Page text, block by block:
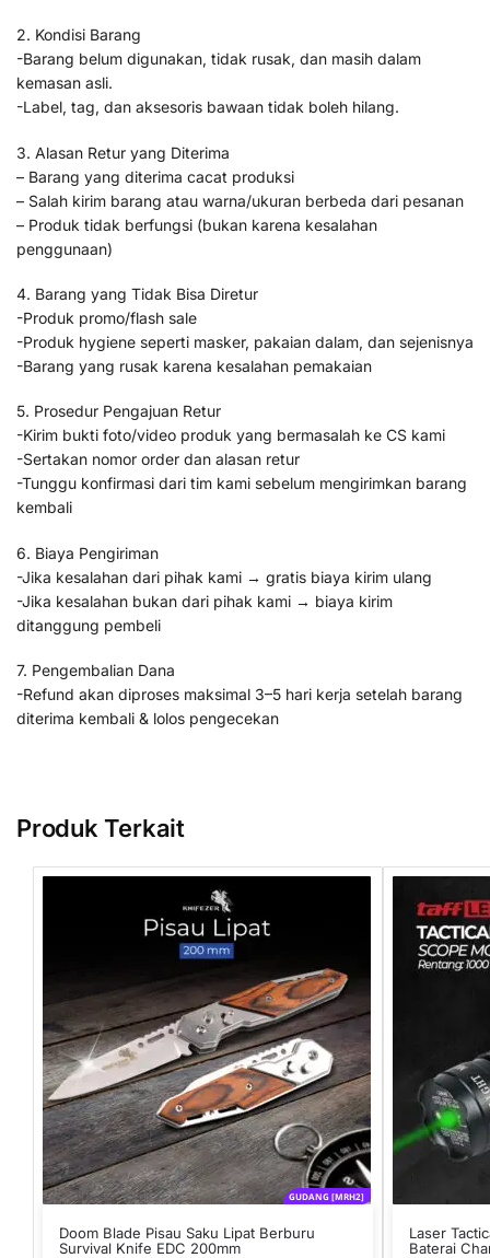
2. Kondisi Barang
-Barang belum digunakan, tidak rusak, dan masih dalam
kemasan asli.
-Label, tag, dan aksesoris bawaan tidak boleh hilang.
3. Alasan Retur yang Diterima
– Barang yang diterima cacat produksi
– Salah kirim barang atau warna/ukuran berbeda dari pesanan
– Produk tidak berfungsi (bukan karena kesalahan
penggunaan)
4. Barang yang Tidak Bisa Diretur
-Produk promo/flash sale
-Produk hygiene seperti masker, pakaian dalam, dan sejenisnya
-Barang yang rusak karena kesalahan pemakaian
5. Prosedur Pengajuan Retur
-Kirim bukti foto/video produk yang bermasalah ke CS kami
-Sertakan nomor order dan alasan retur
-Tunggu konfirmasi dari tim kami sebelum mengirimkan barang
kembali
6. Biaya Pengiriman
-Jika kesalahan dari pihak kami → gratis biaya kirim ulang
-Jika kesalahan bukan dari pihak kami → biaya kirim
ditanggung pembeli
7. Pengembalian Dana
-Refund akan diproses maksimal 3–5 hari kerja setelah barang
diterima kembali & lolos pengecekan
Produk Terkait
GUDANG [MRH2]
Doom Blade Pisau Saku Lipat Berburu
Survival Knife EDC 200mm
Laser
Baterai